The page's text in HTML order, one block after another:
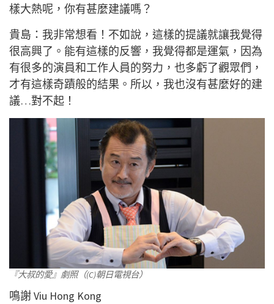
樣大熱呢，你有甚麼建議嗎？
貴島：我非常想看！不如說，這樣的提議就讓我覺得
很高興了。能有這樣的反響，我覺得都是運氣，因為
有很多的演員和工作人員的努力，也多虧了觀眾們，
才有這樣奇蹟般的結果。所以，我也沒有甚麼好的建
議…對不起！
『大叔的愛』劇照（(C)朝日電視台）
鳴謝 Viu Hong Kong